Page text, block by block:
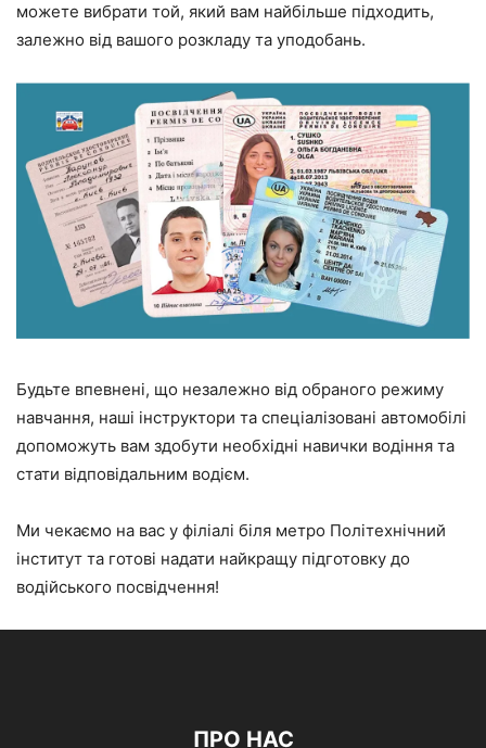
можете вибрати той, який вам найбільше підходить,
залежно від вашого розкладу та уподобань.
Будьте впевнені, що незалежно від обраного режиму
навчання, наші інструктори та спеціалізовані автомобілі
допоможуть вам здобути необхідні навички водіння та
стати відповідальним водієм.
Ми чекаємо на вас у філіалі біля метро Політехнічний
інститут та готові надати найкращу підготовку до
водійського посвідчення!
ПРО НАС